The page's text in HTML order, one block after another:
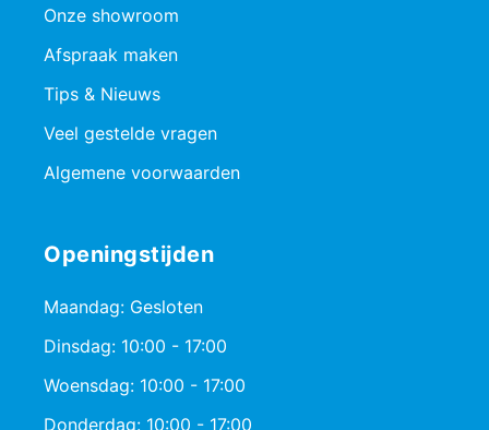
Onze showroom
Afspraak maken
Tips & Nieuws
Veel gestelde vragen
Algemene voorwaarden
Openingstijden
Maandag: Gesloten
Dinsdag: 10:00 - 17:00
Woensdag: 10:00 - 17:00
Donderdag: 10:00 - 17:00